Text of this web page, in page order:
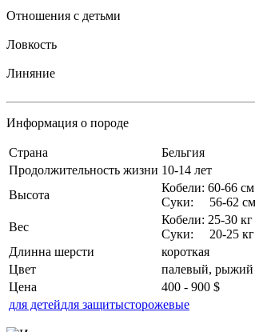
Отношения с детьми
Ловкость
Линяние
Информация о породе
Страна
Бельгия
Продолжительность жизни 10-14 лет
Высота
Кобели: 60-66 см
Суки: 56-62 см
Вес
Кобели: 25-30 кг
Суки: 20-25 кг
Длинна шерсти
короткая
Цвет
палевый, рыжий
Цена
400 - 900 $
для детейдля защитысторожевые